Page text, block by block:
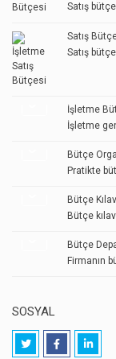
Satış
Satış
Satış
İşletme
İşletme
Bütçe
Pratikte
Bütçe
Bütçe
Bütçe
Firmanın
SOSYAL